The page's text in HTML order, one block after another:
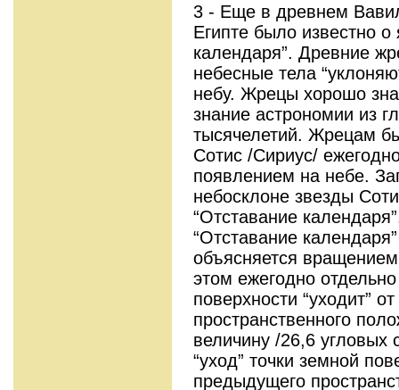
3 - Еще в древнем
Египте было известно
календаря”. Древние
небесные тела
небу. Жрецы хорошо
знание астрономии из
тысячелетий. Жрецам
Сотис /Сириус/
появлением на небе.
небосклоне звезды
“Отставание
“Отставание
объясняется
этом ежегодно
поверхности “уходит”
пространственного
величину /26,6 угловых
“уход” точки земной
предыдущего